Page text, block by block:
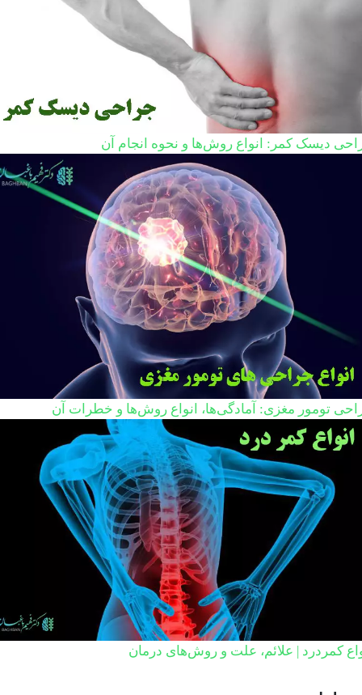
دیسک کمر: انواع روش‌ها و نحوه انجام آن
تومور مغزی: آمادگی‌ها، انواع روش‌ها و خطرات آن
کمردرد | علائم، علت و روش‌های درمان